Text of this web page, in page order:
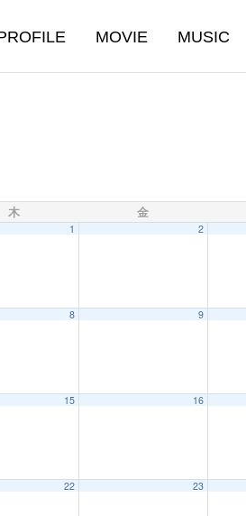
MOVIE MUSIC
木 金
1 2
8 9
15 16
22 23